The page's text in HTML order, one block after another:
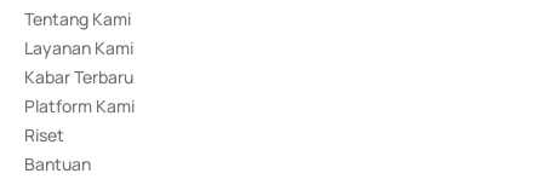
Tentang Kami
Layanan Kami
Kabar Terbaru
Platform Kami
Riset
Bantuan